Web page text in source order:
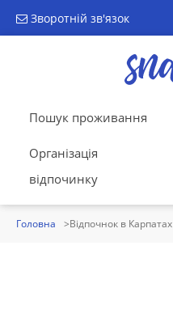
Зворотній зв'язок
Пошук проживання
Організація
відпочинку
Головна Відпочнок в Карпатах